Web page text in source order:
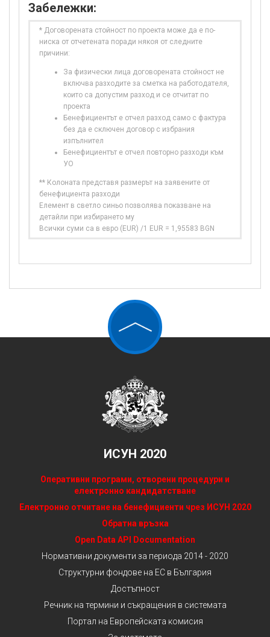
Забележки:
* Договорената стойност по проекта може да е по-
ниска от отчетената поради някоя от следните
причини:
За физически лица договорената стойност не
включва разходите за сметка на работодателя,
които са допустим разход и се отчитат по
проекта
Бенефициентът е отчел разход само с фактура
без да е сключен договор с избрания
изпълнител
Бенефициентът е отчел повторно разходи към
УО
** Колоната представя размерът на заявените от
бенефициента разходи
Елемент в светло синьо позволява показване на
детайли при избирането му
Всички суми са в евро (EUR) /1 EUR = 1,95583 BGN
ИСУН 2020
Оперативни програми, отворени процедури и
електронно кандидатстване
Електронно отчитане на бенефициенти чрез ИСУН 2020
Обратна връзка
Open Data API Documentation
Нормативни документи за периода 2014 - 2020
Структурни фондове на ЕС в България
Достъпност
Речник на термини и съкращения в системата
Портал на Европейската комисия